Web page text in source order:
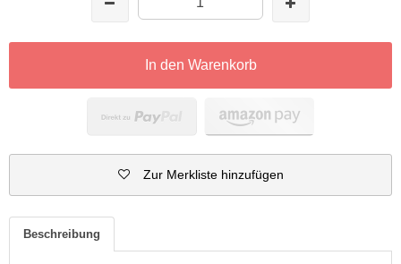
In den Warenkorb
Zur Merkliste hinzufügen
Beschreibung